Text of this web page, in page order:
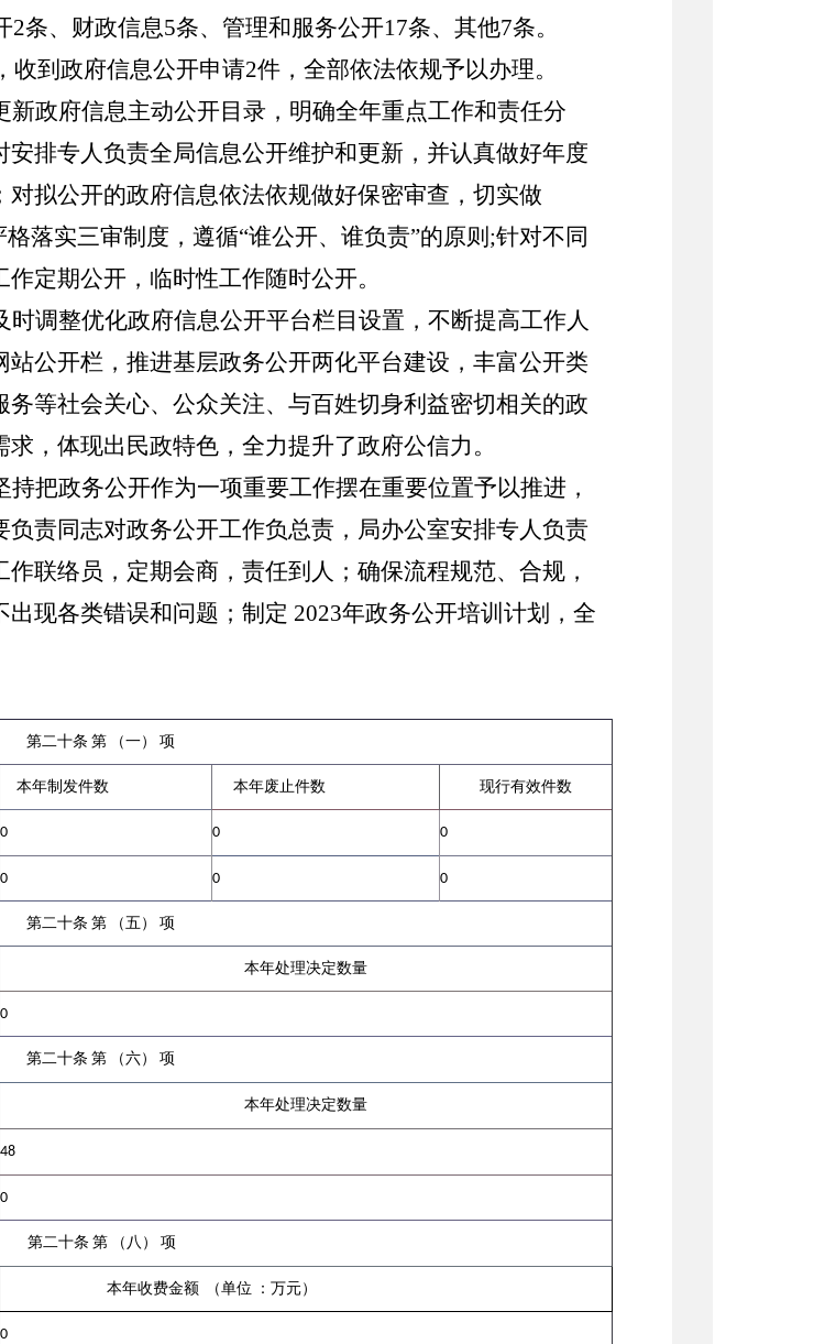
条、财政信息5条、管理和服务公开17条、其他7条。
收到政府信息公开申请2件，全部依法依规予以办理。
新政府信息主动公开目录，明确全年重点工作和责任分
安排专人负责全局信息公开维护和更新，并认真做好年度
对拟公开的政府信息依法依规做好保密审查，切实做
格落实三审制度，遵循“谁公开、谁负责”的原则 ;针对不同
定期公开，临时性工作随时公开。
时调整优化政府信息公开平台栏目设置，不断提高工作人
公开栏，推进基层政务公开两化平台建设，丰富公开类
等社会关心、公众关注、与百姓切身利益密切相关的政
，体现出民政特色，全力提升了政府公信力。
持把政务公开作为一项重要工作摆在重要位置予以推进，
负责同志对政务公开工作负总责，局办公室安排专人负责
联络员，定期会商，责任到人；确保流程规范、合规，
现各类错误和问题；制定 2023年政务公开培训计划，全
第二十条 第 （一） 项
本年制发件数 本年废止件数 现行有效件数
0 0 0
0 0 0
第二十条 第 （五 ） 项
本年处理决定数量
0
第二十条 第 （六） 项
本年处理决定数量
48
0
第二十条 第 （八） 项
本年收费金额 （单位 ：万元）
0